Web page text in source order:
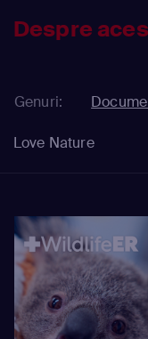
Despre
Genuri:
Love Nature